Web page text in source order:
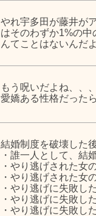
やれ宇多田が藤井が
はそのわずか1%の
んてことはないんだよ
もう呪いだよね、、、
愛嬌ある性格だった
結婚制度を破壊した
・誰一人として、結
・やり逃げされた女
・やり逃げされた女
・やり逃げに失敗し
・やり逃げに失敗し
・やり逃げに失敗し